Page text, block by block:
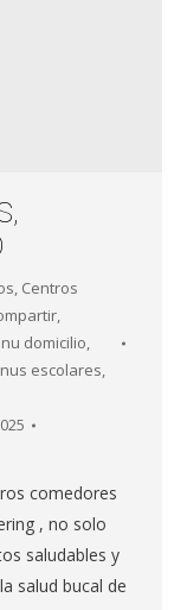
, Centros
,
domicilio,
escolares,
comedores
, no solo
saludables y
salud bucal de